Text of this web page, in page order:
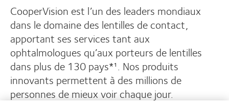
CooperVision est l’un des leaders mondiaux
dans le domaine des lentilles de contact,
apportant ses services tant aux
ophtalmologues qu’aux porteurs de lentilles
dans plus de 130 pays*¹. Nos produits
innovants permettent à des millions de
personnes de mieux voir chaque jour.